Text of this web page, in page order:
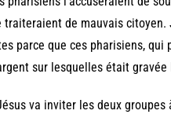
de mauvais
parce que ces pharisiens,
sur lesquelles était gravée
va inviter les deux groupes